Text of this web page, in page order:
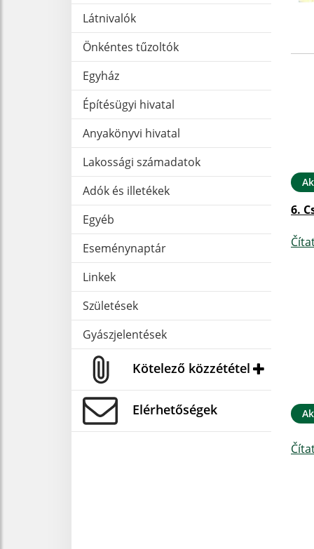
Látnivalók
Önkéntes tűzoltók
Egyház
Építésügyi hivatal
Anyakönyvi hivatal
Lakossági számadatok
Adók és illetékek
Egyéb
Eseménynaptár
Linkek
Születések
Gyászjelentések
Kötelező közzététel
Elérhetőségek
6.